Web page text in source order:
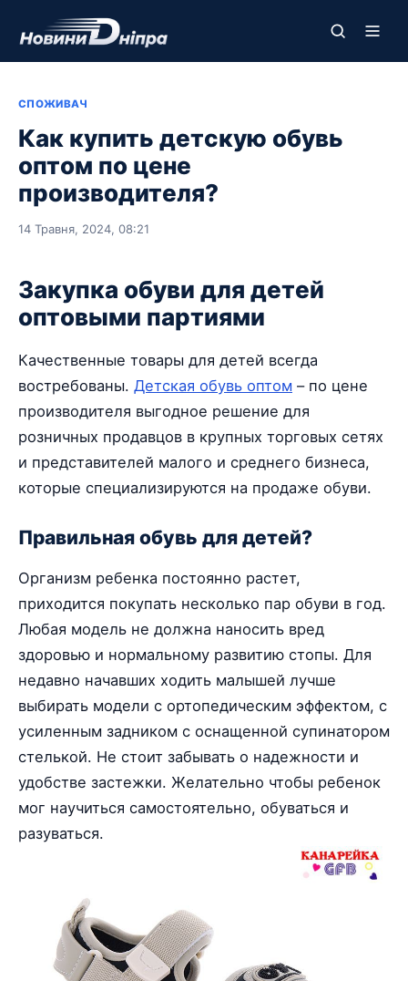
СПОЖИВАЧ
Как купить детскую обувь
оптом по цене
производителя?
14 Травня, 2024, 08:21
Закупка обуви для детей
оптовыми партиями
Качественные товары для детей всегда
востребованы. Детская обувь оптом – по цене
производителя выгодное решение для
розничных продавцов в крупных торговых сетях
и представителей малого и среднего бизнеса,
которые специализируются на продаже обуви.
Правильная обувь для детей?
Организм ребенка постоянно растет,
приходится покупать несколько пар обуви в год.
Любая модель не должна наносить вред
здоровью и нормальному развитию стопы. Для
недавно начавших ходить малышей лучше
выбирать модели с ортопедическим эффектом, с
усиленным задником с оснащенной супинатором
стелькой. Не стоит забывать о надежности и
удобстве застежки. Желательно чтобы ребенок
мог научиться самостоятельно, обуваться и
разуваться.